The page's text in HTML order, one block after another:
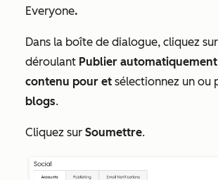
Everyone.
Dans la boîte de dialogue, cliquez
déroulant Publier
contenu pour et sélectionnez un ou
blogs.
Cliquez sur Soumettre.